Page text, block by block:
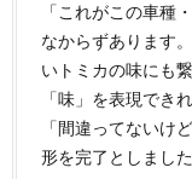
「これがこの車種
なからずあります
いトミカの味にも
「味」を表現でき
「間違ってないけ
形を完了としました